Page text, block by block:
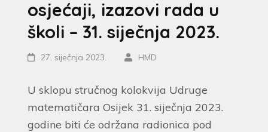
osjećaji, izazovi rada u
školi – 31. siječnja 2023.
27. siječnja 2023. HMD
U sklopu stručnog kolokvija Udruge
matematičara Osijek 31. siječnja 2023.
godine biti će održana radionica pod